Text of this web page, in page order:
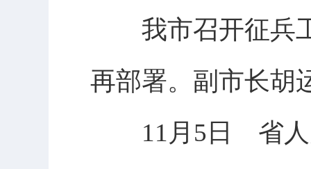
我市召开征兵工
再部署。副市长胡
11月5日 省人大